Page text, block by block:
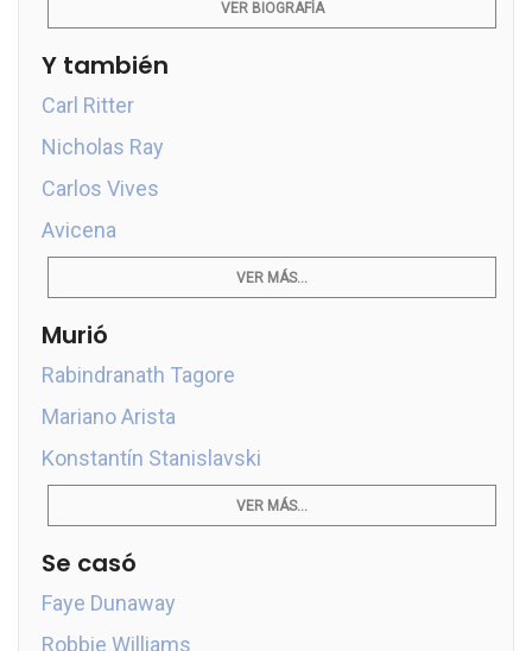
VER BIOGRAFÍA
Y también
Carl Ritter
Nicholas Ray
Carlos Vives
Avicena
VER MÁS...
Murió
Rabindranath Tagore
Mariano Arista
Konstantín Stanislavski
VER MÁS...
Se casó
Faye Dunaway
Robbie Williams